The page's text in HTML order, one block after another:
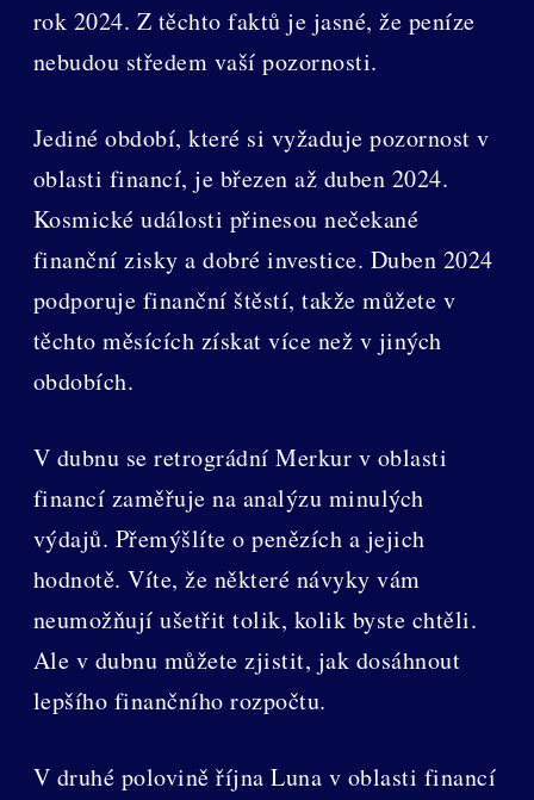
rok 2024. Z těchto faktů je jasné, že peníze
nebudou středem vaší pozornosti.
Jediné období, které si vyžaduje pozornost v
oblasti financí, je březen až duben 2024.
Kosmické události přinesou nečekané
finanční zisky a dobré investice. Duben 2024
podporuje finanční štěstí, takže můžete v
těchto měsících získat více než v jiných
obdobích.
V dubnu se retrográdní Merkur v oblasti
financí zaměřuje na analýzu minulých
výdajů. Přemýšlíte o penězích a jejich
hodnotě. Víte, že některé návyky vám
neumožňují ušetřit tolik, kolik byste chtěli.
Ale v dubnu můžete zjistit, jak dosáhnout
lepšího finančního rozpočtu.
V druhé polovině října Luna v oblasti financí